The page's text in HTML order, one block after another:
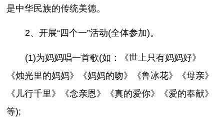
是中华民族的传统美德。
2、开展“四个一”活动(全体参加)。
(1)为妈妈唱一首歌(如：《世上只有妈妈好》
《烛光里的妈妈》《妈妈的吻》《鲁冰花》《母亲》
《儿行千里》《念亲恩》《真的爱你》《爱的奉献》
等);